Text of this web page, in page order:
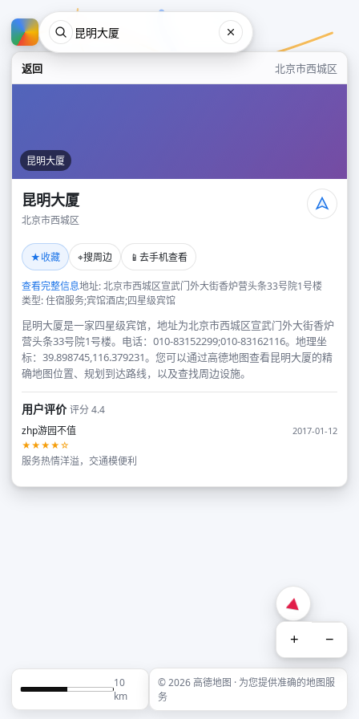
返回 北京市西城区
昆明大厦
昆明大厦
北京市西城区
★收藏 ⌖搜周边 📱 去手机查看
查看完整信息地址: 北京市西城区宣武门外大街香炉营头条33号院1号楼
类型: 住宿服务;宾馆酒店;四星级宾馆
昆明大厦是一家四星级宾馆，地址为北京市西城区宣武门外大街香炉
营头条33号院1号楼。电话：010-83152299;010-83162116。地理坐
标：39.898745,116.379231。您可以通过高德地图查看昆明大厦的精
确地图位置、规划到达路线，以及查找周边设施。
用户评价评分 4.4
zhp游园不值
2017-01-12
★★★★☆
服务热情洋溢，交通模便利
+ −
10
km
© 2026 高德地图 · 为您提供准确的地图服
务